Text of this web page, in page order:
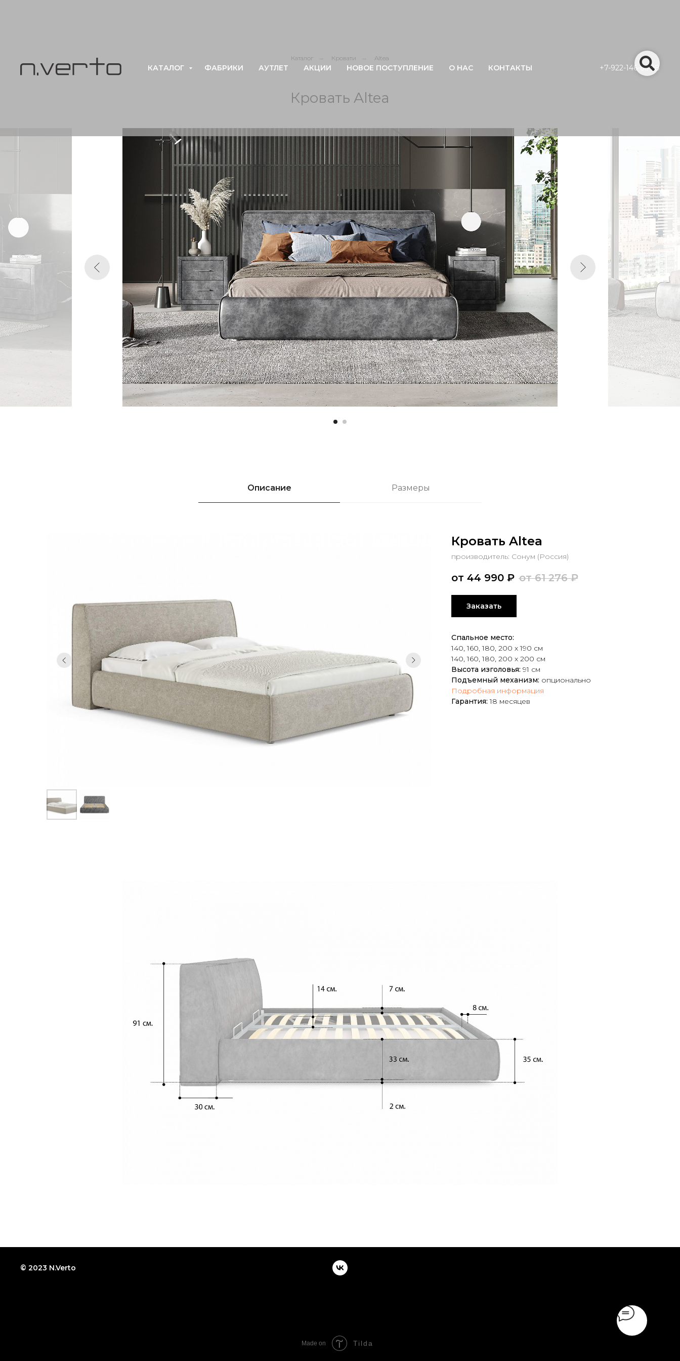
КАТАЛОГ ФАБРИКИ АУТЛЕТ АКЦИИ НОВОЕ ПОСТУПЛЕНИЕ О НАС КОНТАКТЫ +7-922-146-66-28
Каталог → Кровати → Altea
Кровать Altea
Описание Размеры
Кровать Altea
производитель: Сонум (Россия)
от 44 990 ₽ от 61 276 ₽
Заказать
Спальное место:
140, 160, 180, 200 х 190 см
140, 160, 180, 200 х 200 см
Высота изголовья: 91 см
Подъемный механизм: опционально
Подробная информация
Гарантия: 18 месяцев
© 2023 N.Verto
Made on Tilda